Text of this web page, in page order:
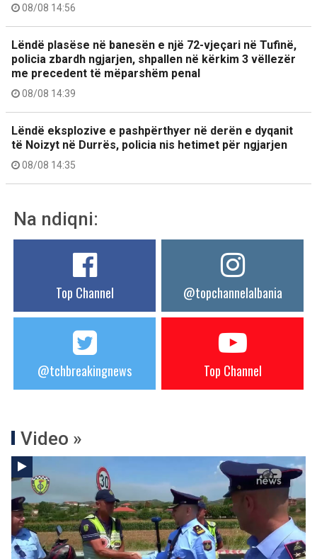
08/08 14:56
Lëndë plasëse në banesën e një 72-vjeçari në Tufinë,
policia zbardh ngjarjen, shpallen në kërkim 3 vëllezër
me precedent të mëparshëm penal
08/08 14:39
Lëndë eksplozive e pashpërthyer në derën e dyqanit
të Noizyt në Durrës, policia nis hetimet për ngjarjen
08/08 14:35
Na ndiqni:
Top Channel @topchannelalbania
@tchbreakingnews Top Channel
Video »